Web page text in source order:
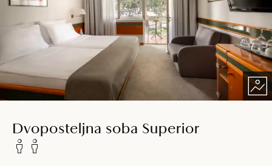
Dvoposteljna soba Superior